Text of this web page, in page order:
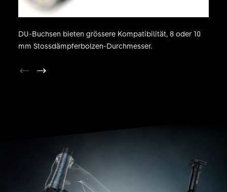
DU-Buchsen bieten grössere Kompatibilität, 8 oder 10
mm Stossdämpferbolzen-Durchmesser.